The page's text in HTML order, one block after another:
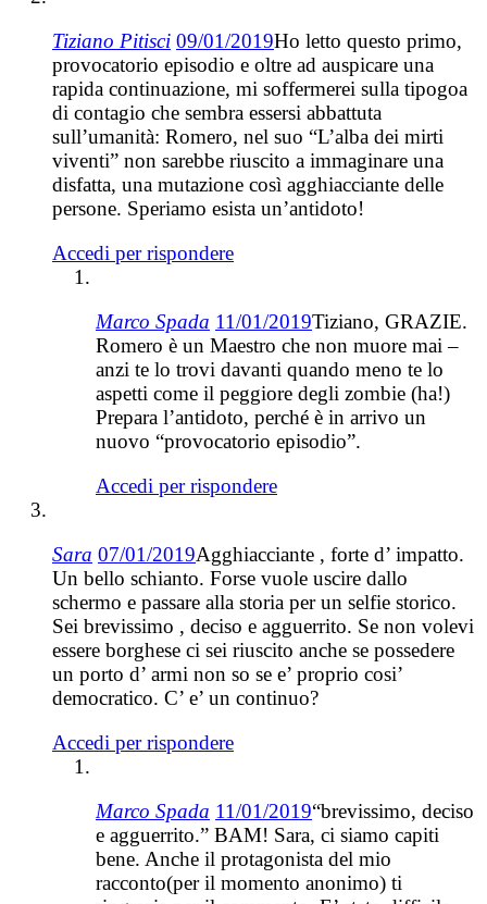
Tiziano Pitisci 09/01/2019Ho letto questo primo,
provocatorio episodio e oltre ad auspicare una
rapida continuazione, mi soffermerei sulla tipogoa
di contagio che sembra essersi abbattuta
sull’umanità: Romero, nel suo “L’alba dei mirti
viventi” non sarebbe riuscito a immaginare una
disfatta, una mutazione così agghiacciante delle
persone. Speriamo esista un’antidoto!
Accedi per rispondere
Marco Spada 11/01/2019Tiziano, GRAZIE.
Romero è un Maestro che non muore mai –
anzi te lo trovi davanti quando meno te lo
aspetti come il peggiore degli zombie (ha!)
Prepara l’antidoto, perché è in arrivo un
nuovo “provocatorio episodio”.
Accedi per rispondere
Sara 07/01/2019Agghiacciante , forte d’ impatto.
Un bello schianto. Forse vuole uscire dallo
schermo e passare alla storia per un selfie storico.
Sei brevissimo , deciso e agguerrito. Se non volevi
essere borghese ci sei riuscito anche se possedere
un porto d’ armi non so se e’ proprio cosi’
democratico. C’ e’ un continuo?
Accedi per rispondere
Marco Spada 11/01/2019“brevissimo, deciso
e agguerrito.” BAM! Sara, ci siamo capiti
bene. Anche il protagonista del mio
racconto(per il momento anonimo) ti